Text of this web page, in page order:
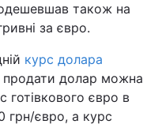
також на
за євро.
курс долара
продати долар можна
готівкового євро в
грн/євро, а курс